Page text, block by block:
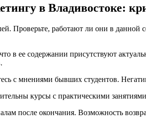
в Владивостоке:
Проверьте, работают ли они в
в ее содержании присутствуют
с мнениями бывших студентов.
курсы с практическими
после окончания. Возможность